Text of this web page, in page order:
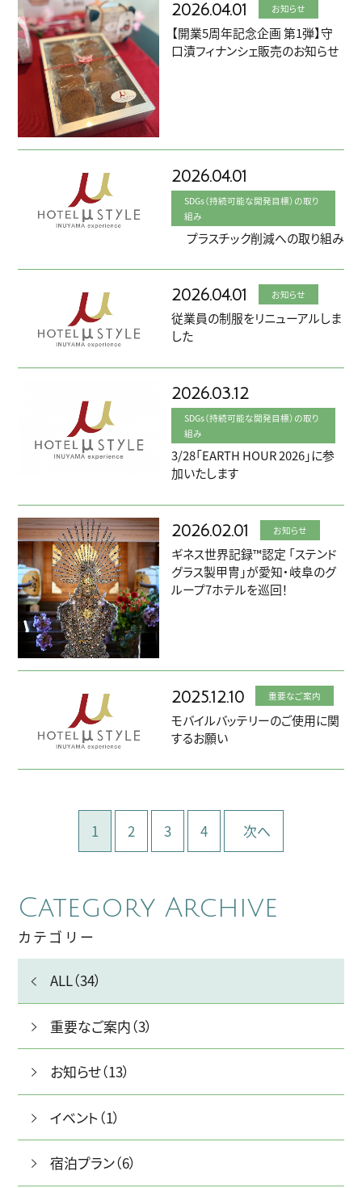
2026.04.01 お知らせ
【開業5周年記念企画 第1弾】守
口漬フィナンシェ販売のお知らせ
2026.04.01
SDGs（持続可能な開発目標）の取り
組み
プラスチック削減への取り組み
2026.04.01 お知らせ
従業員の制服をリニューアルしま
した
2026.03.12
SDGs（持続可能な開発目標）の取り
組み
3/28「EARTH HOUR 2026」に参
加いたします
2026.02.01 お知らせ
ギネス世界記録™認定 「ステンド
グラス製甲冑」が愛知・岐阜のグ
ループ7ホテルを巡回！
2025.12.10 重要なご案内
モバイルバッテリーのご使用に関
するお願い
1 2 3 4 次へ
Category Archive
カテゴリー
ALL（34）
重要なご案内（3）
お知らせ（13）
イベント（1）
宿泊プラン（6）